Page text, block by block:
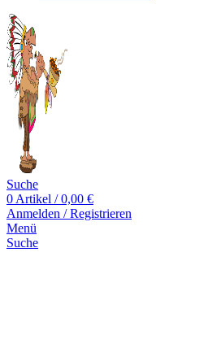
Suche
0 Artikel / 0,00 €
Anmelden / Registrieren
Menü
Suche